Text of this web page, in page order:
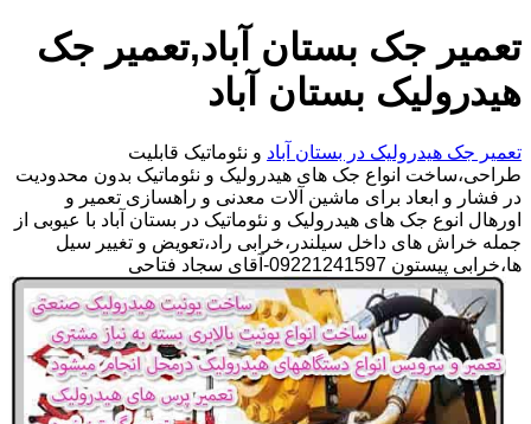
تعمیر جک بستان آباد,تعمیر جک
هیدرولیک بستان آباد
تعمیر جک هیدرولیک در بستان آباد و نئوماتیک قابلیت
طراحی،ساخت انواع جک های هیدرولیک و نئوماتیک بدون محدودیت
در فشار و ابعاد برای ماشین آلات معدنی و راهسازی تعمیر و
اورهال انوع جک های هیدرولیک و نئوماتیک در بستان آباد با عیوبی از
جمله خراش های داخل سیلندر،خرابی راد،تعویض و تغییر سیل
ها،خرابی پیستون 09221241597-آقای سجاد فتاحی